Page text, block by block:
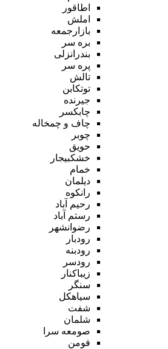
اطاقور
املش
بازارجمعه
بره سر
بندرانزلی
پره سر
تالش
توتکابن
جیرنده
چابکسر
چاف و چمخاله
چوبر
حویق
خشکبیجار
خمام
دیلمان
رانکوه
رحیم آباد
رستم آباد
رضوانشهر
رودبار
رودبنه
رودسر
زیباکنار
سنگر
سیاهکل
شفت
شلمان
صومعه سرا
فومن